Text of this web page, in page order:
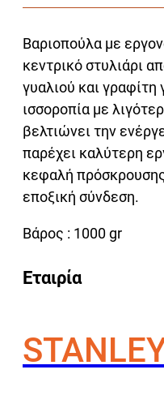
Βαριοπούλα με
κεντρικό στυλιάρι
γυαλιού και γραφίτη
ισσοροπία με
βελτιώνει την
παρέχει καλύτερη
κεφαλή
εποξική σύνδεση.
Βάρος : 1000 gr
Εταιρία